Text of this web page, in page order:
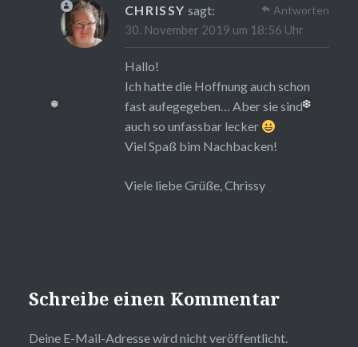
CHRISSY sagt:
30. November 2019 um 18:56 Uhr
Hallo!
Ich hatte die Hoffnung auch schon
fast aufegegeben… Aber sie sind
auch so unfassbar lecker
Viel Spaß bim Nachbacken!
Viele liebe Grüße, Chrissy
Antworten
Schreibe einen Kommentar
Deine E-Mail-Adresse wird nicht veröffentlicht.